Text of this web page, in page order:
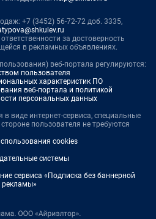
+7 (3452) 56-72-72 доб. 3335,
за достоверность
в рекламных объявлениях.
веб-портала регулируются:
пользователя
характеристик ПО
веб-портала и политикой
персональных данных
в виде интернет-сервиса, специальные
пользователя не требуются
cookies
системы
сервиса «Подписка без баннерной
рекламы»